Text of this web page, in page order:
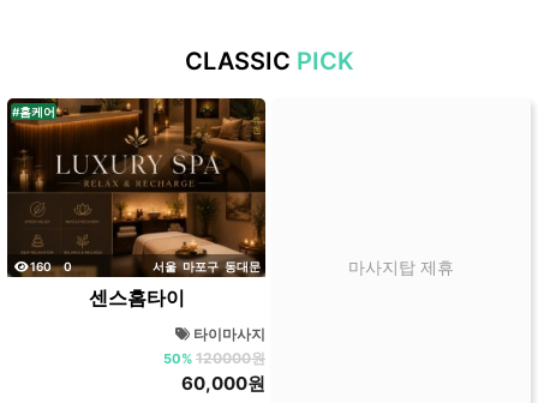
추
천
CLASSIC PICK
160 조회
0 서울 마포구 동대문
#홈케어
센스홈타이
타이마사지
50% 120000원
60,000원
마사지탑 제휴